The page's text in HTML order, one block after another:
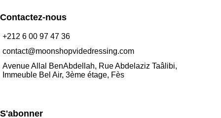
Contactez-nous
+212 6 00 97 47 36
contact@moonshopvidedressing.com
Avenue Allal BenAbdellah, Rue Abdelaziz Taâlibi,
Immeuble Bel Air, 3ème étage, Fès
S'abonner